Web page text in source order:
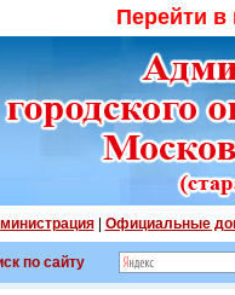
Перейти
| Официальные
по сайту